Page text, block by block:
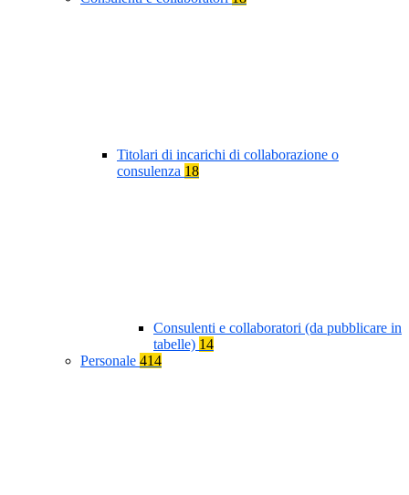
Titolari di incarichi di collaborazione o
consulenza 18
Consulenti e collaboratori (da pubblicare in
tabelle) 14
Personale 414